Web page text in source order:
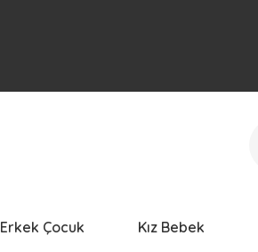
Erkek Çocuk Kız Bebek